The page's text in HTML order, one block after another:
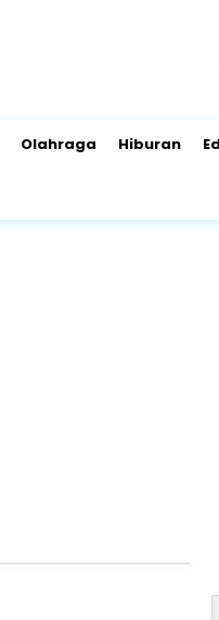
Olahraga Hiburan